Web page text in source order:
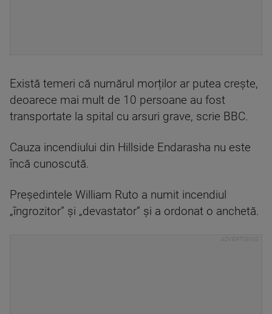
Există temeri că numărul morților ar putea crește,
deoarece mai mult de 10 persoane au fost
transportate la spital cu arsuri grave, scrie BBC.
Cauza incendiului din Hillside Endarasha nu este
încă cunoscută.
Președintele William Ruto a numit incendiul
„îngrozitor” și „devastator” și a ordonat o anchetă.